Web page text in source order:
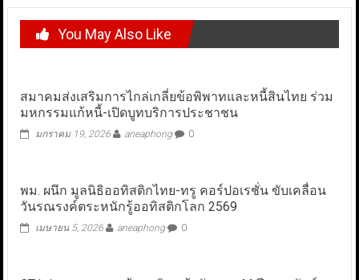
You May Also Like
สมาคมส่งเสริมการไกล่เกลี่ยข้อพิพาทและหนี้สินไทย ร่วม
มหกรรมแก้หนี้-เปิดบูทบริการประชาชน
มกราคม 19, 2026 aneaphong 0
พม. ผนึก มูลนิธิออทิสติกไทย-ทรู คอร์ปอเรชั่น ขับเคลื่อน
วันรณรงค์ตระหนักรู้ออทิสติกโลก 2569
เมษายน 5, 2026 aneaphong 0